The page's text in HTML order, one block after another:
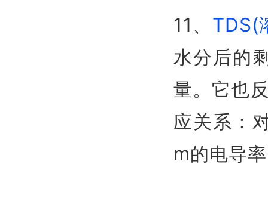
11、 TDS(
水分后的
量。它也
应关系：
m的电导